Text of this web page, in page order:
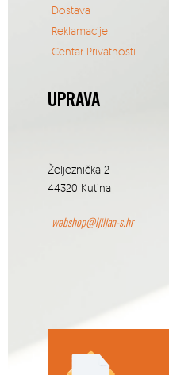
Dostava
Reklamacije
Centar Privatnosti
UPRAVA
Željeznička 2
44320 Kutina
webshop@ljiljan-s.hr